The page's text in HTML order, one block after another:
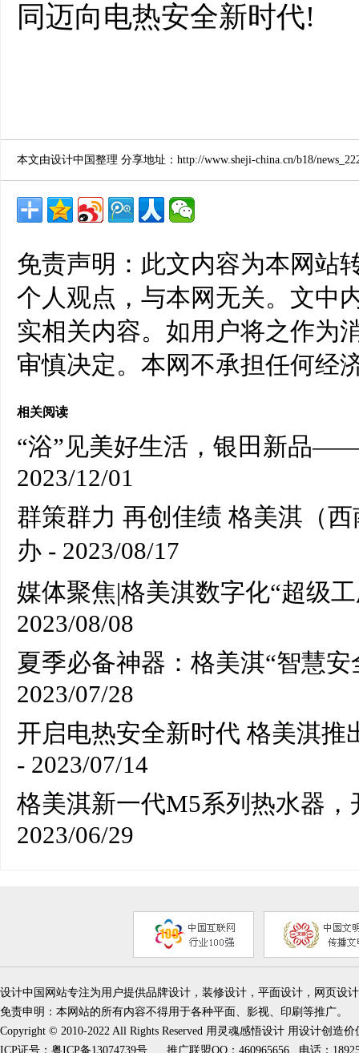
同迈向电热安全新时代!
本文由设计中国整理 分享地址：http://www.sheji-china.cn/b18/
免责声明：此文内容为本网站
个人观点，与本网无关。文中
实相关内容。如用户将之作为
审慎决定。本网不承担任何经
相关阅读
“浴”见美好生活，银田新品
2023/12/01
群策群力 再创佳绩 格美淇（
办 - 2023/08/17
媒体聚焦|格美淇数字化“超级
2023/08/08
夏季必备神器：格美淇“智慧
2023/07/28
开启电热安全新时代 格美淇推
- 2023/07/14
格美淇新一代M5系列热水器
2023/06/29
设计中国网站专注为用户提供品牌设计，装修设计，平面设计，网页设
免责申明：本网站的所有内容不得用于各种平面、影视、印刷等推广。
Copyright © 2010-2022 All Rights Reserved 用灵魂感悟设计 用设计创造
ICP证号： 粤ICP备13074739号 推广联盟QQ：460965656 电话：